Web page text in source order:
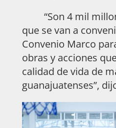
“Son 4 mil
que se van a
Convenio Marco
obras y acciones
calidad de vida de
guanajuatenses”,